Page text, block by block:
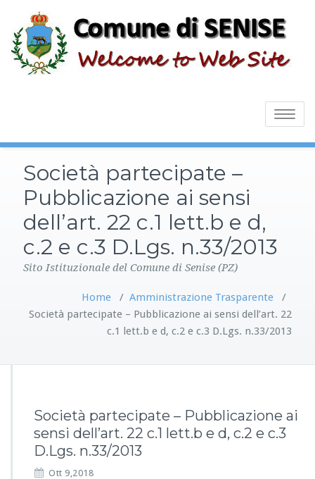
Toggle
Società partecipate –
Pubblicazione ai sensi
dell’art. 22 c.1 lett.b e d,
c.2 e c.3 D.Lgs. n.33/2013
Sito Istituzionale del Comune di Senise (PZ)
Home / Amministrazione Trasparente /
Società partecipate – Pubblicazione ai sensi dell’art. 22
c.1 lett.b e d, c.2 e c.3 D.Lgs. n.33/2013
Società partecipate – Pubblicazione ai
sensi dell’art. 22 c.1 lett.b e d, c.2 e c.3
D.Lgs. n.33/2013
Ott 9,2018